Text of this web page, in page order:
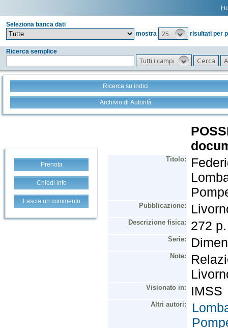
Seleziona banca dati
mostra
25 risultati per
Ricerca semplice
Tutti i campi
Ricerca su indici
Archivio di Autorità
Prenota
Chiedi info
Lascia un commento